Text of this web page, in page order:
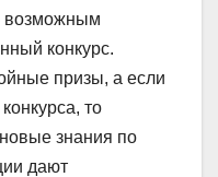
возможным
конкурс.
призы, а если
то
знания по
дают